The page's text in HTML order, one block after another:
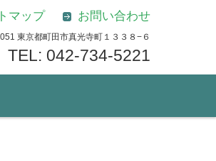
マップ お問い合わせ
東京都町田市真光寺町１３３８−６
TEL: 042-734-5221